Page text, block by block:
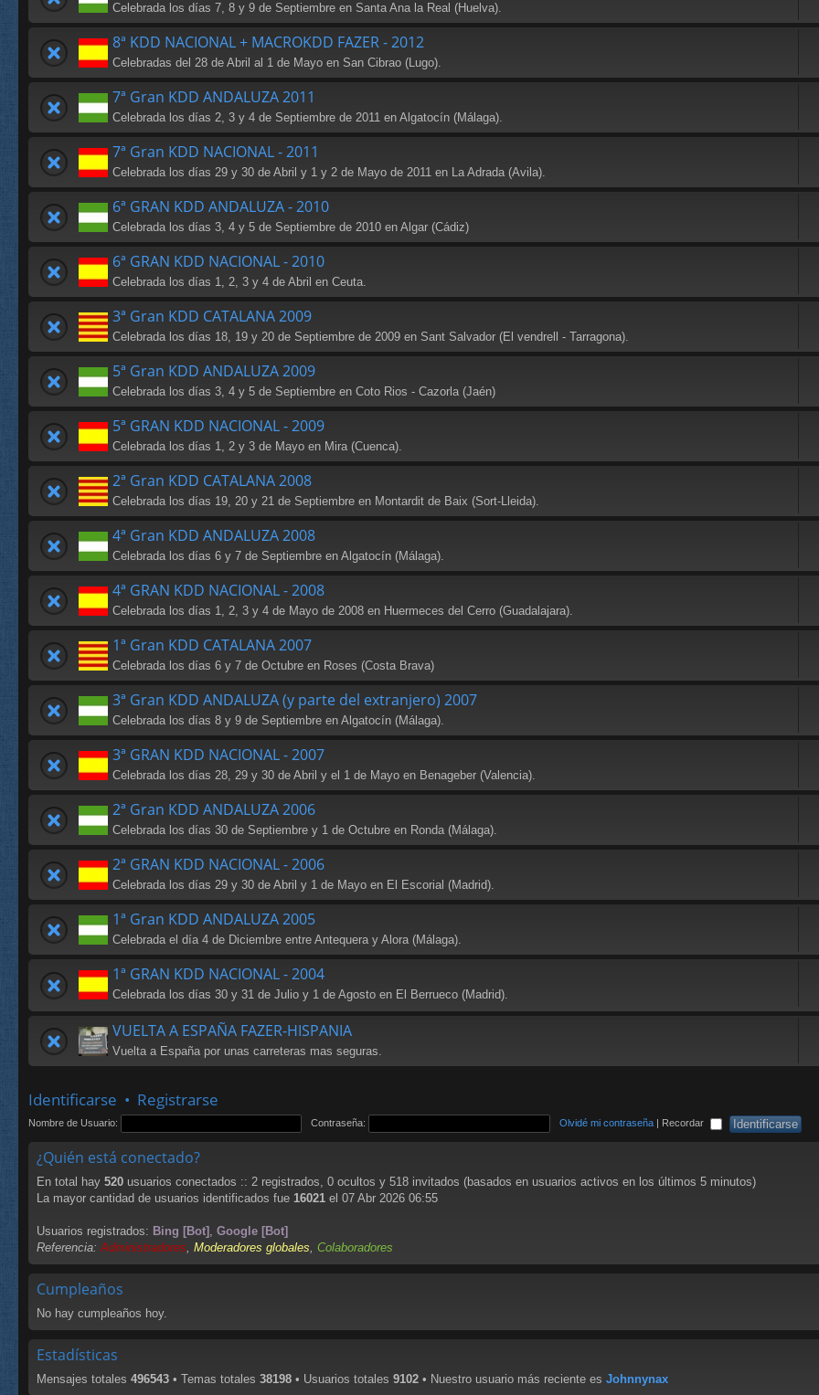
Celebrada los días 7, 8 y 9 de Septiembre en Santa Ana la Real (Huelva).
8ª KDD NACIONAL + MACROKDD FAZER - 2012
Celebradas del 28 de Abril al 1 de Mayo en San Cibrao (Lugo).
7ª Gran KDD ANDALUZA 2011
Celebrada los días 2, 3 y 4 de Septiembre de 2011 en Algatocín (Málaga).
7ª Gran KDD NACIONAL - 2011
Celebrada los días 29 y 30 de Abril y 1 y 2 de Mayo de 2011 en La Adrada (Avila).
6ª GRAN KDD ANDALUZA - 2010
Celebrada los días 3, 4 y 5 de Septiembre de 2010 en Algar (Cádiz)
6ª GRAN KDD NACIONAL - 2010
Celebrada los días 1, 2, 3 y 4 de Abril en Ceuta.
3ª Gran KDD CATALANA 2009
Celebrada los días 18, 19 y 20 de Septiembre de 2009 en Sant Salvador (El vendrell - Tarragona).
5ª Gran KDD ANDALUZA 2009
Celebrada los días 3, 4 y 5 de Septiembre en Coto Rios - Cazorla (Jaén)
5ª GRAN KDD NACIONAL - 2009
Celebrada los días 1, 2 y 3 de Mayo en Mira (Cuenca).
2ª Gran KDD CATALANA 2008
Celebrada los días 19, 20 y 21 de Septiembre en Montardit de Baix (Sort-Lleida).
4ª Gran KDD ANDALUZA 2008
Celebrada los días 6 y 7 de Septiembre en Algatocín (Málaga).
4ª GRAN KDD NACIONAL - 2008
Celebrada los días 1, 2, 3 y 4 de Mayo de 2008 en Huermeces del Cerro (Guadalajara).
1ª Gran KDD CATALANA 2007
Celebrada los días 6 y 7 de Octubre en Roses (Costa Brava)
3ª Gran KDD ANDALUZA (y parte del extranjero) 2007
Celebrada los días 8 y 9 de Septiembre en Algatocín (Málaga).
3ª GRAN KDD NACIONAL - 2007
Celebrada los días 28, 29 y 30 de Abril y el 1 de Mayo en Benageber (Valencia).
2ª Gran KDD ANDALUZA 2006
Celebrada los días 30 de Septiembre y 1 de Octubre en Ronda (Málaga).
2ª GRAN KDD NACIONAL - 2006
Celebrada los días 29 y 30 de Abril y 1 de Mayo en El Escorial (Madrid).
1ª Gran KDD ANDALUZA 2005
Celebrada el día 4 de Diciembre entre Antequera y Alora (Málaga).
1ª GRAN KDD NACIONAL - 2004
Celebrada los días 30 y 31 de Julio y 1 de Agosto en El Berrueco (Madrid).
VUELTA A ESPAÑA FAZER-HISPANIA
Vuelta a España por unas carreteras mas seguras.
Identificarse • Registrarse
Nombre de Usuario: Contraseña: Olvidé mi contraseña | Recordar
¿Quién está conectado?
En total hay 520 usuarios conectados :: 2 registrados, 0 ocultos y 518 invitados (basados en usuarios activos en los últimos 5 minutos)
La mayor cantidad de usuarios identificados fue 16021 el 07 Abr 2026 06:55
Usuarios registrados: Bing [Bot] , Google [Bot]
Referencia:Administradores, Moderadores globales, Colaboradores
Cumpleaños
No hay cumpleaños hoy.
Estadísticas
Mensajes totales 496543 • Temas totales 38198 • Usuarios totales 9102 • Nuestro usuario más reciente es Johnnynax